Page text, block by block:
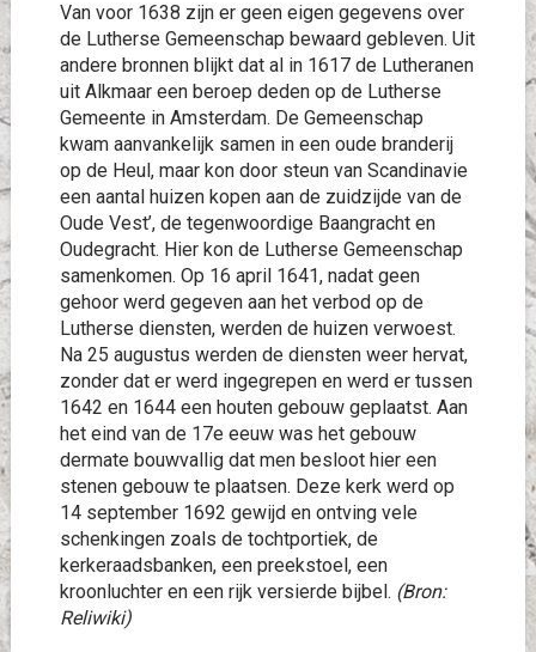
Van voor 1638 zijn er geen eigen gegevens over
de Lutherse Gemeenschap bewaard gebleven. Uit
andere bronnen blijkt dat al in 1617 de Lutheranen
uit Alkmaar een beroep deden op de Lutherse
Gemeente in Amsterdam. De Gemeenschap
kwam aanvankelijk samen in een oude branderij
op de Heul, maar kon door steun van Scandinavie
een aantal huizen kopen aan de zuidzijde van de
Oude Vest’, de tegenwoordige Baangracht en
Oudegracht. Hier kon de Lutherse Gemeenschap
samenkomen. Op 16 april 1641, nadat geen
gehoor werd gegeven aan het verbod op de
Lutherse diensten, werden de huizen verwoest.
Na 25 augustus werden de diensten weer hervat,
zonder dat er werd ingegrepen en werd er tussen
1642 en 1644 een houten gebouw geplaatst. Aan
het eind van de 17e eeuw was het gebouw
dermate bouwvallig dat men besloot hier een
stenen gebouw te plaatsen. Deze kerk werd op
14 september 1692 gewijd en ontving vele
schenkingen zoals de tochtportiek, de
kerkeraadsbanken, een preekstoel, een
kroonluchter en een rijk versierde bijbel. (Bron:
Reliwiki)